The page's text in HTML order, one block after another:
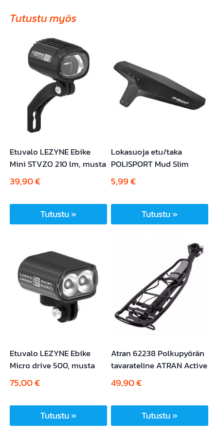
Tutustu myös
Etuvalo LEZYNE Ebike
Mini STVZO 210 lm, musta
39,90€
Tutustu »
Lokasuoja etu/taka
POLISPORT Mud Slim
5,99€
Tutustu »
Etuvalo LEZYNE Ebike
Micro drive 500, musta
75,00€
Tutustu »
Atran 62238 Polkupyörän
tavarateline ATRAN Active
49,90€
Tutustu »